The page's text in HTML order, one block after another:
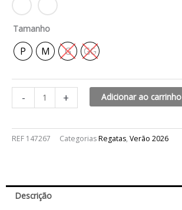
Tamanho
P M G GG
- + Adicionar ao carrinho
REF 147267 CategoriasRegatas, Verão 2026
Descrição